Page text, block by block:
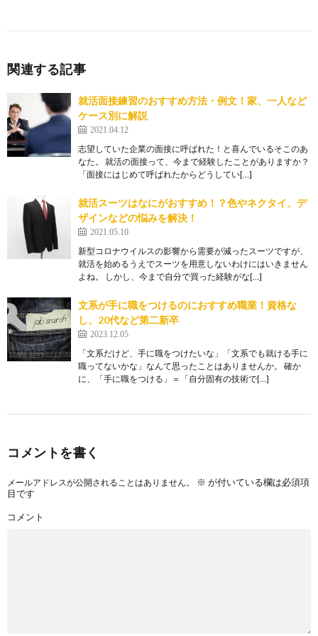
関連する記事
就活面接練習のおすすめ方法・例文！家、一人など
ケース別に解説
2021.04.12
志望していた企業の面接に呼ばれた！と喜んでいるそこのあ
なた。 就活の面接って、今まで経験したことがありますか？
「面接にはじめて呼ばれたからどうしてい[…]
就活スーツはなにがおすすめ！？色やネクタイ、デ
ザインなどの悩みを解決！
2021.05.10
新型コロナウイルスの影響から需要が減ったスーツですが、
就活を始めるうえでスーツを用意しないわけにはいきません
よね。 しかし、今まで自分で買った経験がな[…]
文系が手に職をつけるのにおすすめ職業！資格な
し、20代など第二新卒
2023.12.05
「文系だけど、手に職をつけたいな」「文系でも就ける手に
職ってないかな」なんて思ったことはありませんか。 確か
に、「手に職をつける」＝「自分固有の技術で[…]
コメントを書く
メールアドレスが公開されることはありません。 ※ が付いている欄は必須項
目です
コメント